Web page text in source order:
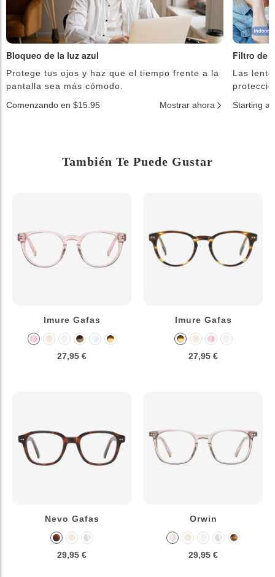
Bloqueo de la luz azul
Protege tus ojos y haz que el tiempo frente a la
pantalla sea más cómodo.
Comenzando en $15.95
Mostrar ahora
Filtro de
Las
Starting at
También Te Puede Gustar
Imure Gafas
27,95 €
Imure Gafas
27,95 €
Nevo Gafas
29,95 €
Orwin
29,95 €